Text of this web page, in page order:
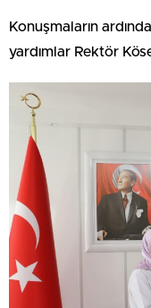
Konuşmaların
yardımlar Rektör